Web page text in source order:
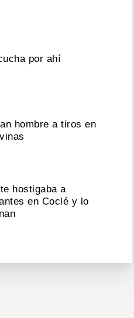
por ahí
hombre a tiros en
hostigaba a
en Coclé y lo